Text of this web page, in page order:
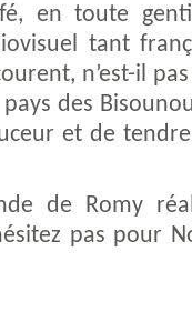
en toute
tant
n’est-il
des
et de
de Romy
pas pour